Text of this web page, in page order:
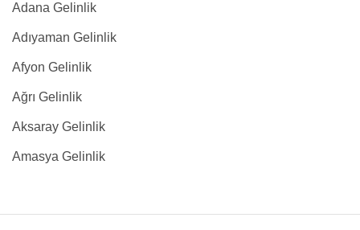
Adana Gelinlik
Adıyaman Gelinlik
Afyon Gelinlik
Ağrı Gelinlik
Aksaray Gelinlik
Amasya Gelinlik